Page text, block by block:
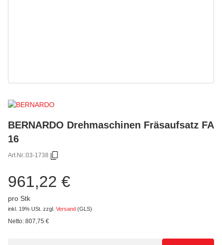
BERNARDO Drehmaschinen Fräsaufsatz FA
16
Art.Nr.:03-1738
961,22 €
pro Stk
inkl. 19% USt. zzgl. Versand (GLS)
Netto: 807,75 €